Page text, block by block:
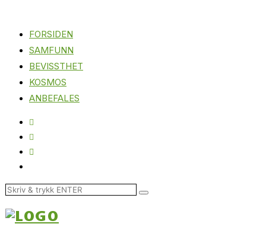
FORSIDEN
SAMFUNN
BEVISSTHET
KOSMOS
ANBEFALES